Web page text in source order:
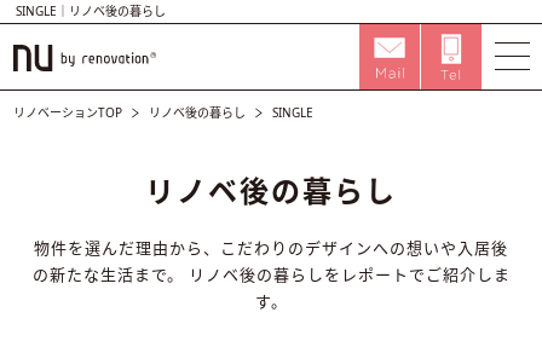
SINGLE｜リノベ後の暮らし
リノベーションTOP リノベ後の暮らし SINGLE
リノベ後の暮らし
物件を選んだ理由から、こだわりのデザインへの想いや入居後
の新たな生活まで。
リノベ後の暮らしをレポートでご紹介しま
す。